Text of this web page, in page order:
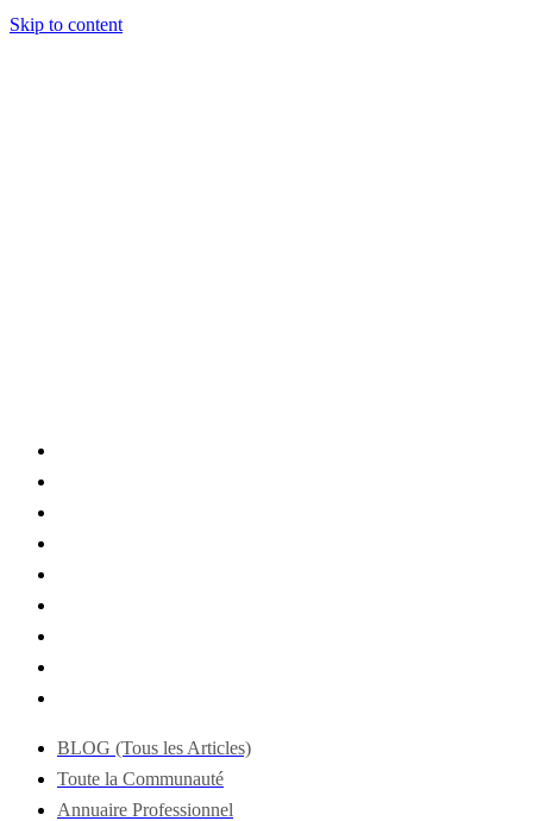
Skip to content
BLOG (Tous les Articles)
Toute la Communauté
Annuaire Professionnel